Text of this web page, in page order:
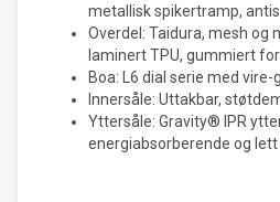
metallisk spikertramp,
Overdel: Taidura, mesh og
laminert TPU, gummiert
Boa: L6 dial serie med
Innersåle: Uttakbar,
Yttersåle: Gravity® IPR
energiabsorberende og